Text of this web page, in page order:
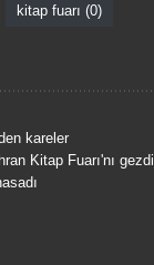
kitap fuarı (0)
kareler
Kitap Fuarı'nı gezdi